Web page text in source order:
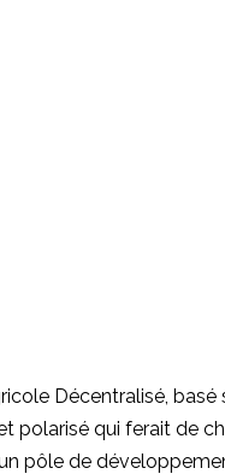
Décentralisé, basé
polarisé qui ferait de
pôle de